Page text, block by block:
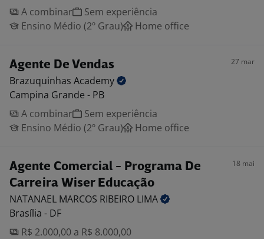
A combinar
Sem experiência
Ensino Médio (2º Grau)
Home office
Agente De Vendas 27 mar
Brazuquinhas Academy
Campina Grande - PB
A combinar
Sem experiência
Ensino Médio (2º Grau)
Home office
Agente Comercial - Programa De
Carreira Wiser Educação
18 mai
NATANAEL MARCOS RIBEIRO LIMA
Brasília - DF
R$ 2.000,00 a R$ 8.000,00